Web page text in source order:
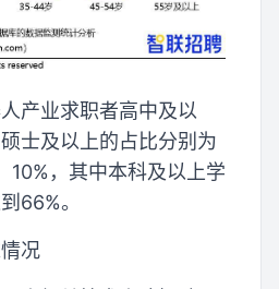
产业求职者高中及以
士及以上的占比分别为
10%，其中本科及以上学
66%。
况